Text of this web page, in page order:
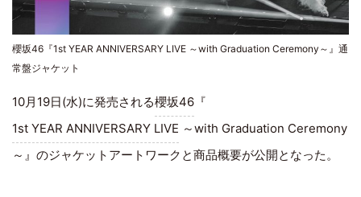
櫻坂46『1st YEAR ANNIVERSARY LIVE ～with Graduation Ceremony～』通
常盤ジャケット
10月19日(水)に発売される櫻坂46 『
1st YEAR ANNIVERSARY LIVE ～with Graduation Ceremony
～』のジャケットアートワークと商品概要が公開となった。